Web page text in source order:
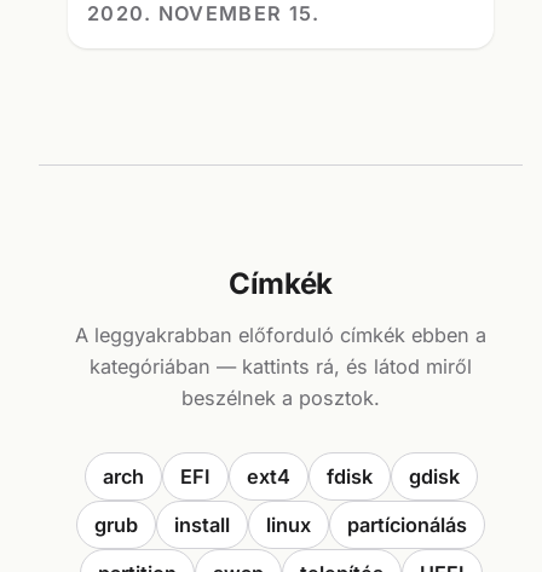
2020. NOVEMBER 15.
Címkék
A leggyakrabban előforduló címkék ebben a
kategóriában — kattints rá, és látod miről
beszélnek a posztok.
arch EFI ext4 fdisk
gdisk
grub
install linux
partícionálás